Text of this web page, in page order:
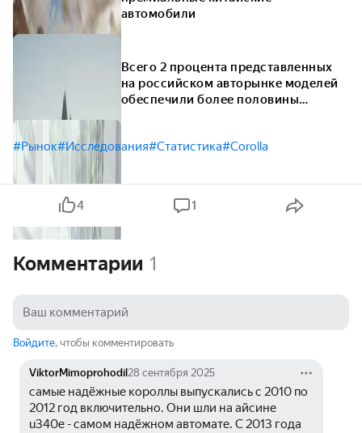
автомобили
Всего 2 процента представленных
на российском авторынке моделей
обеспечили более половины
#Рынок#Исследования#Статистика#Corolla
4 1
Комментарии 1
Войдите, чтобы комментировать
ViktorMimoprohodil 28 сентября 2025
самые надёжные короллы выпускались с 2010 по
2012 год включительно. Они шли на айсине
u340e - самом надёжном автомате. С 2013 года